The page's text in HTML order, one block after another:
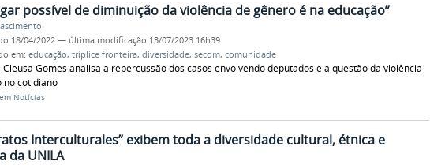
possível de diminuição da violência de gênero é na educação”
18/04/2022 — última modificação 13/07/2023 16h39
em: educação, tríplice fronteira, diversidade, secom, comunidade
Cleusa Gomes analisa a repercussão dos casos envolvendo deputados e a questão da violência
no cotidiano
Notícias
Interculturales” exibem toda a diversidade cultural, étnica e
da UNILA